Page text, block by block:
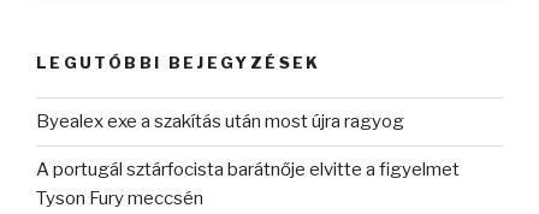
LEGUTÓBBI BEJEGYZÉSEK
Byealex exe a szakítás után most újra ragyog
A portugál sztárfocista barátnője elvitte a figyelmet
Tyson Fury meccsén